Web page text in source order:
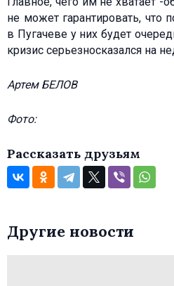
не может гарантировать, что
в Пугачеве у них будет
кризис серьезносказался на
Артем БЕЛОВ
Фото:
Рассказать друзьям
Другие новости